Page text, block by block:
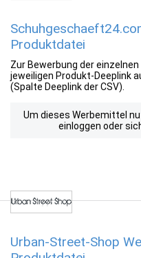
Produktdatei
Zur Bewerbung der
jeweiligen Produkt-Deeplink
(Spalte Deeplink der CSV).
Um dieses Werbemittel
einloggen oder
Urban-Street-Shop